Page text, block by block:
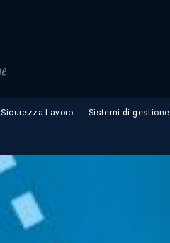
Sicurezza Lavoro Sistemi di gestione